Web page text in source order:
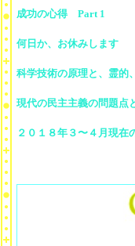
成功の心得 Part 1
何日か、お休みします
科学技術の原理と、霊
現代の民主主義の問題
２０１８年３〜４月現